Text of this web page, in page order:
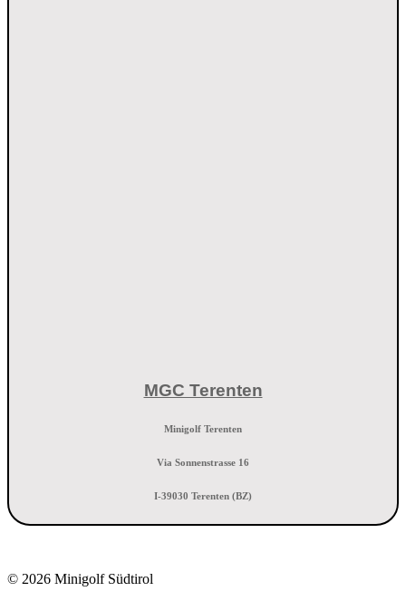
MGC Terenten
Minigolf Terenten
Via Sonnenstrasse 16
I-39030 Terenten (BZ)
© 2026 Minigolf Südtirol